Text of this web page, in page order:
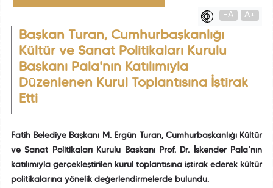
-A A+
Başkan Turan, Cumhurbaşkanlığı
Kültür ve Sanat Politikaları Kurulu
Başkanı Pala'nın Katılımıyla
Düzenlenen Kurul Toplantısına İştirak
Etti
Fatih Belediye Başkanı M. Ergün Turan, Cumhurbaşkanlığı Kültür
ve Sanat Politikaları Kurulu Başkanı Prof. Dr. İskender Pala’nın
katılımıyla gerçekleştirilen kurul toplantısına iştirak ederek kültür
politikalarına yönelik değerlendirmelerde bulundu.